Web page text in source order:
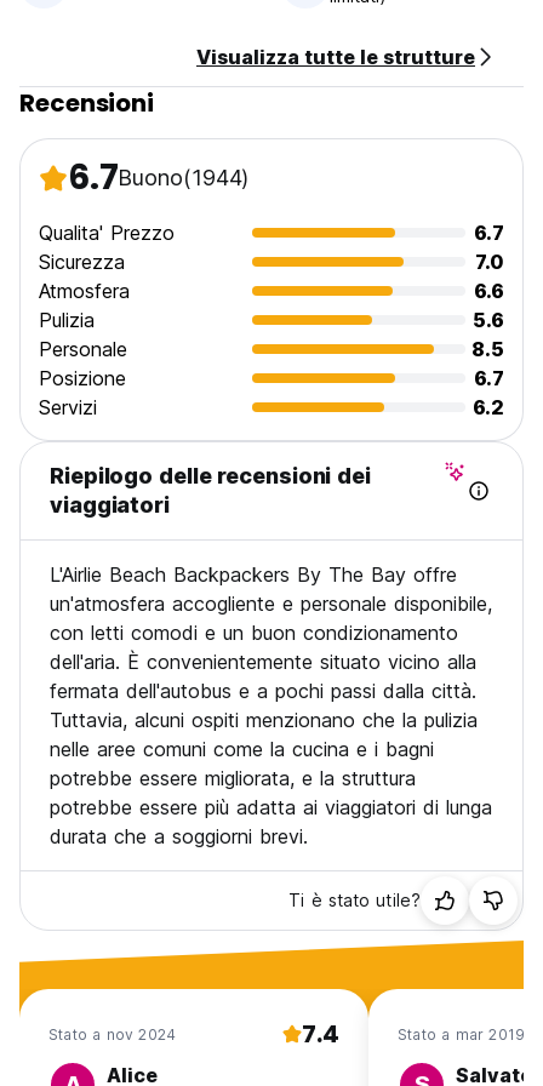
*Tour desk offering unbiased local knowledge for all
*Lending library
*Off street parking
* Winner of the 2004 Whitsunday Tourism Awards
Visualizza tutte le strutture
Recensioni
6.7Buono(1944)
Qualita' Prezzo
6.7
Sicurezza
7.0
Atmosfera
6.6
Pulizia
5.6
Personale
8.5
Posizione
6.7
Servizi
6.2
Riepilogo delle recensioni dei
viaggiatori
L'Airlie Beach Backpackers By The Bay offre
un'atmosfera accogliente e personale disponibile,
con letti comodi e un buon condizionamento
dell'aria. È convenientemente situato vicino alla
fermata dell'autobus e a pochi passi dalla città.
Tuttavia, alcuni ospiti menzionano che la pulizia
nelle aree comuni come la cucina e i bagni
potrebbe essere migliorata, e la struttura
potrebbe essere più adatta ai viaggiatori di lunga
durata che a soggiorni brevi.
Ti è stato utile?
Stato a nov 2024 7.4
Alice
Stato a mar 2019